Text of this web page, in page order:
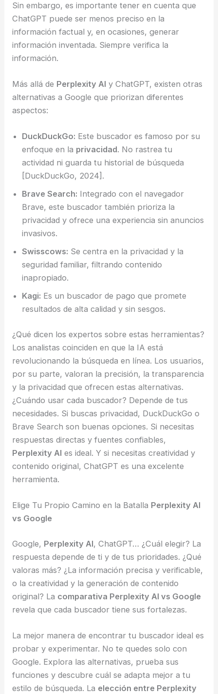
Sin embargo, es importante tener en cuenta que
ChatGPT puede ser menos preciso en la
información factual y, en ocasiones, generar
información inventada. Siempre verifica la
información.
Más allá de Perplexity AI y ChatGPT, existen otras
alternativas a Google que priorizan diferentes
aspectos:
DuckDuckGo: Este buscador es famoso por su
enfoque en la privacidad. No rastrea tu
actividad ni guarda tu historial de búsqueda
[DuckDuckGo, 2024].
Brave Search: Integrado con el navegador
Brave, este buscador también prioriza la
privacidad y ofrece una experiencia sin anuncios
invasivos.
Swisscows: Se centra en la privacidad y la
seguridad familiar, filtrando contenido
inapropiado.
Kagi: Es un buscador de pago que promete
resultados de alta calidad y sin sesgos.
¿Qué dicen los expertos sobre estas herramientas?
Los analistas coinciden en que la IA está
revolucionando la búsqueda en línea. Los usuarios,
por su parte, valoran la precisión, la transparencia
y la privacidad que ofrecen estas alternativas.
¿Cuándo usar cada buscador? Depende de tus
necesidades. Si buscas privacidad, DuckDuckGo o
Brave Search son buenas opciones. Si necesitas
respuestas directas y fuentes confiables,
Perplexity AI es ideal. Y si necesitas creatividad y
contenido original, ChatGPT es una excelente
herramienta.
Elige Tu Propio Camino en la Batalla Perplexity AI
vs Google
Google, Perplexity AI, ChatGPT… ¿Cuál elegir? La
respuesta depende de ti y de tus prioridades. ¿Qué
valoras más? ¿La información precisa y verificable,
o la creatividad y la generación de contenido
original? La comparativa Perplexity AI vs Google
revela que cada buscador tiene sus fortalezas.
La mejor manera de encontrar tu buscador ideal es
probar y experimentar. No te quedes solo con
Google. Explora las alternativas, prueba sus
funciones y descubre cuál se adapta mejor a tu
estilo de búsqueda. La elección entre Perplexity